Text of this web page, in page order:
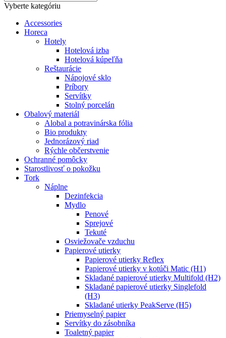
Vyberte kategóriu
Accessories
Horeca
Hotely
Hotelová izba
Hotelová kúpeľňa
Reštaurácie
Nápojové sklo
Príbory
Servítky
Stolný porcelán
Obalový materiál
Alobal a potravinárska fólia
Bio produkty
Jednorázový riad
Rýchle občerstvenie
Ochranné pomôcky
Starostlivosť o pokožku
Tork
Náplne
Dezinfekcia
Mydlo
Penové
Sprejové
Tekuté
Osviežovače vzduchu
Papierové utierky
Papierové utierky Reflex
Papierové utierky v kotúči Matic (H1)
Skladané papierové utierky Multifold (H2)
Skladané papierové utierky Singlefold
(H3)
Skladané utierky PeakServe (H5)
Priemyselný papier
Servítky do zásobníka
Toaletný papier